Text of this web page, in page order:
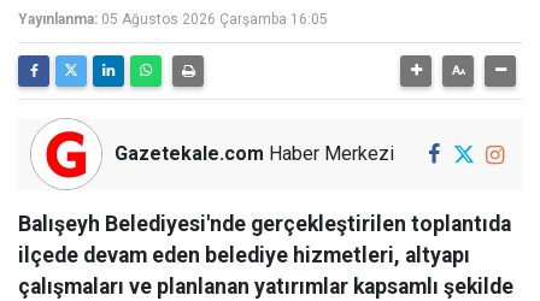
Yayınlanma: 05 Ağustos 2026 Çarşamba 16:05
Gazetekale.com Haber Merkezi
Balışeyh Belediyesi'nde gerçekleştirilen toplantıda
ilçede devam eden belediye hizmetleri, altyapı
çalışmaları ve planlanan yatırımlar kapsamlı şekilde